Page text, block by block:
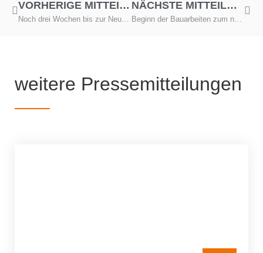
VORHERIGE MITTEILUNG
Noch drei Wochen bis zur Neueröffnung des EDEKA-Marktes Föhn
NÄCHSTE MITTEILUNG
Beginn der Bauarbeiten zum neuen EDEKA-Markt in Lengenfeld
weitere Pressemitteilungen